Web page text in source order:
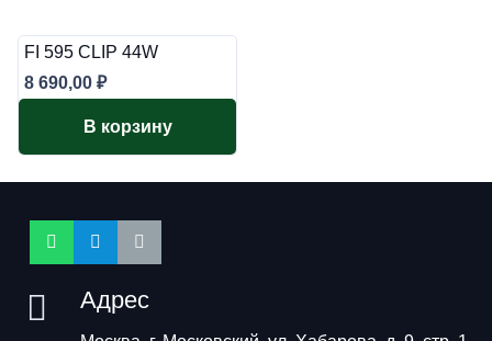
FI 595 CLIP 44W
8 690,00 ₽
В корзину
Адрес